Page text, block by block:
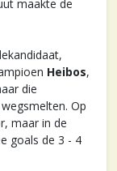
maakte de
Heibos,
die
Op
maar in de
goals de 3 - 4